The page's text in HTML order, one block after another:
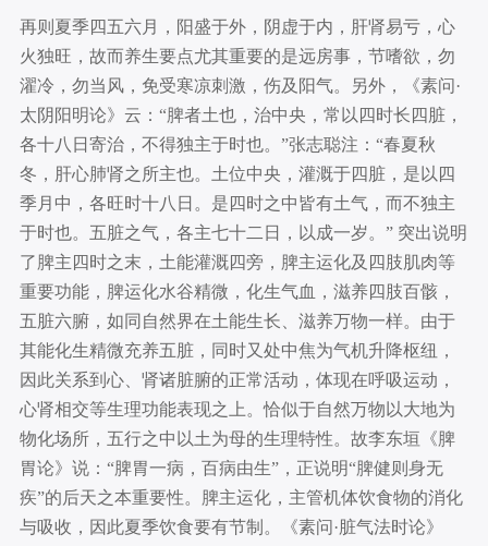
再则夏季四五六月，阳盛于外，阴虚于内，肝肾易亏，心
火独旺，故而养生要点尤其重要的是远房事，节嗜欲，勿
濯冷，勿当风，免受寒凉刺激，伤及阳气。另外，《素问·
太阴阳明论》云：“脾者土也，治中央，常以四时长四脏，
各十八日寄治，不得独主于时也。”张志聪注：“春夏秋
冬，肝心肺肾之所主也。土位中央，灌溉于四脏，是以四
季月中，各旺时十八日。是四时之中皆有土气，而不独主
于时也。五脏之气，各主七十二日，以成一岁。” 突出说明
了脾主四时之末，土能灌溉四旁，脾主运化及四肢肌肉等
重要功能，脾运化水谷精微，化生气血，滋养四肢百骸，
五脏六腑，如同自然界在土能生长、滋养万物一样。由于
其能化生精微充养五脏，同时又处中焦为气机升降枢纽，
因此关系到心、肾诸脏腑的正常活动，体现在呼吸运动，
心肾相交等生理功能表现之上。恰似于自然万物以大地为
物化场所，五行之中以土为母的生理特性。故李东垣《脾
胃论》说：“脾胃一病，百病由生”，正说明“脾健则身无
疾”的后天之本重要性。脾主运化，主管机体饮食物的消化
与吸收，因此夏季饮食要有节制。《素问·脏气法时论》